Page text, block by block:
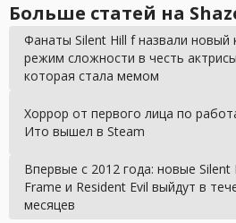
Больше статей на
Фанаты Silent Hill f назвали новый
режим сложности в честь
которая стала мемом
Хоррор от первого лица по
Ито вышел в Steam
Впервые с 2012 года: новые Silent
Frame и Resident Evil выйдут в
месяцев